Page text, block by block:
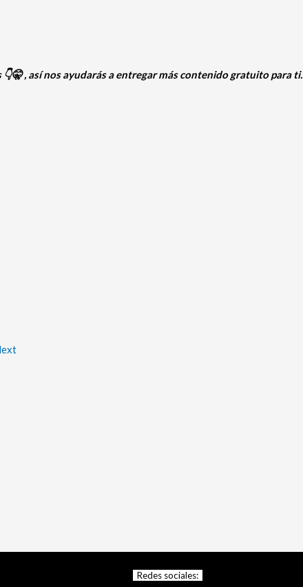
, así nos ayudarás a entregar más contenido gratuito para ti.
Redes sociales: